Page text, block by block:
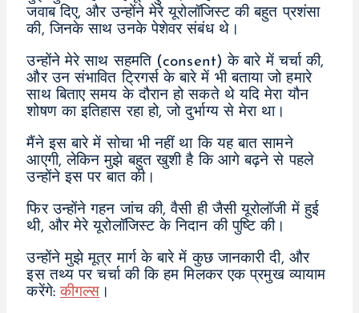
जवाब दिए, और उन्होंने मेरे यूरोलॉजिस्ट की बहुत प्रशंसा
की, जिनके साथ उनके पेशेवर संबंध थे।
उन्होंने मेरे साथ सहमति (consent) के बारे में चर्चा की,
और उन संभावित ट्रिगर्स के बारे में भी बताया जो हमारे
साथ बिताए समय के दौरान हो सकते थे यदि मेरा यौन
शोषण का इतिहास रहा हो, जो दुर्भाग्य से मेरा था।
मैंने इस बारे में सोचा भी नहीं था कि यह बात सामने
आएगी, लेकिन मुझे बहुत खुशी है कि आगे बढ़ने से पहले
उन्होंने इस पर बात की।
फिर उन्होंने गहन जांच की, वैसी ही जैसी यूरोलॉजी में हुई
थी, और मेरे यूरोलॉजिस्ट के निदान की पुष्टि की।
उन्होंने मुझे मूत्र मार्ग के बारे में कुछ जानकारी दी, और
इस तथ्य पर चर्चा की कि हम मिलकर एक प्रमुख व्यायाम
करेंगे:कीगल्स ।